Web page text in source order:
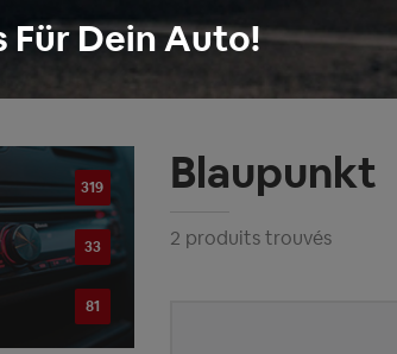
Für Dein Auto!
319
33
81
Blaupunkt
2 produits trouvés